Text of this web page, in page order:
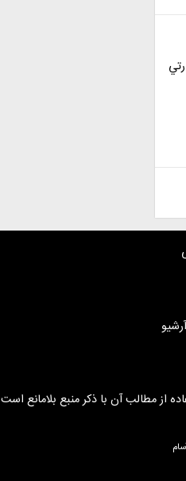
آرشیو
از مطالب آن با ذکر منبع بلامانع است